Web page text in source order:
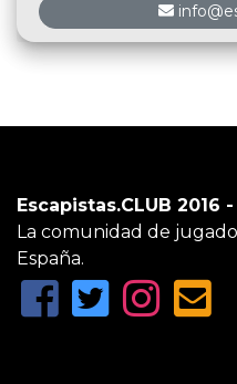
Escapistas.CLUB 2016
La comunidad de
España.